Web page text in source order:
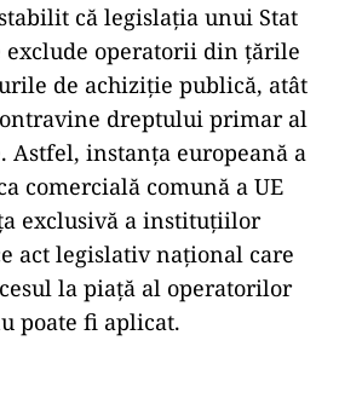
că legislația unui Stat
exclude operatorii din țările
de achiziție publică, atât
dreptului primar al
Astfel, instanța europeană a
comercială comună a UE
exclusivă a instituțiilor
act legislativ național care
la piață al operatorilor
poate fi aplicat.